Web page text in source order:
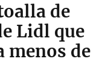
de
Lidl que
menos de